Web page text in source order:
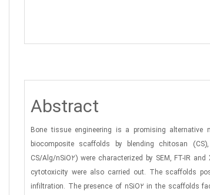
Abstract
Bone tissue engineering is a promising
biocomposite scaffolds by blending chitosan
CS/Alg/nSiO2) were characterized by SEM, FT-IR
cytotoxicity were also carried out. The scaffolds
infiltration. The presence of nSiO2 in the scaffolds